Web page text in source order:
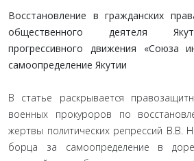
Восстановление в гражданских
общественного деятеля
прогрессивного движения «Союза
самоопределение Якутии
В статье раскрывается
военных прокуроров по
жертвы политических репрессий В.В.
борца за самоопределение в